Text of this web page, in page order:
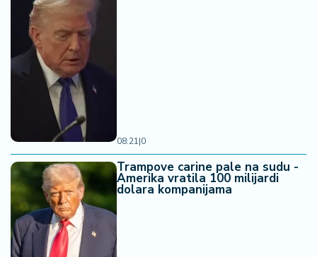
08:21|0
Trampove carine pale na sudu -
Amerika vratila 100 milijardi
dolara kompanijama